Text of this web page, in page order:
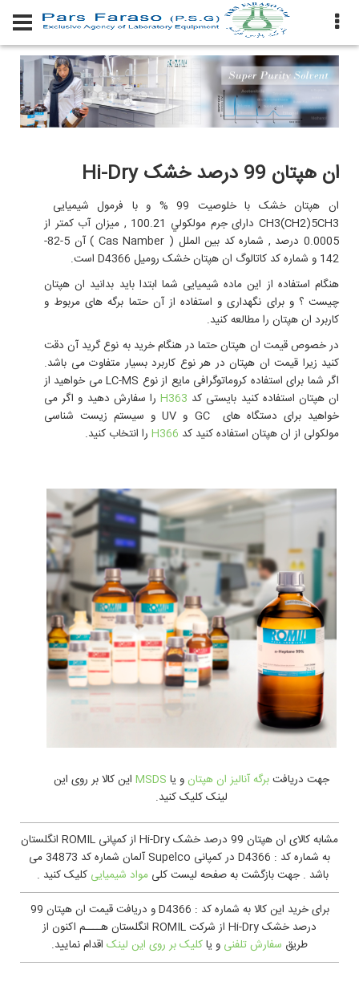
ان هپتان 99 درصد خشک Hi-Dry
ان هپتان خشک با خلوصیت 99 % و با فرمول شیمیایی
CH3(CH2)5CH3 دارای جرم مولکولي 100.21 , میزان آب کمتر از
0.0005 درصد , شماره کد بين الملل ( Cas Namber ) آن 5-82-
142 و شماره کد کاتالوگ ان هپتان خشک رومیل D4366 است.
هنگام استفاده از این ماده شیمیایی شما ابتدا باید بدانید ان هپتان
چیست ؟ و برای نگهداری و استفاده از آن حتما برگه های مربوط و
کاربرد ان هپتان را مطالعه کنید.
در خصوصقیمت ان هپتانحتما در هنگام خرید به نوع گرید آن دقت
کنید زیرا قیمت ان هپتان در هر نوع کاربرد بسیار متفاوت می باشد.
اگر شما برای استفاده کروماتوگرافی مایع از نوع LC-MS می خواهید از
ان هپتان استفاده کنید بایستی کد H363 را سفارش دهید و اگر می
خواهید برای دستگاه های GC و UV و سیستم زیست شناسی
مولکولی از ان هپتان استفاده کنید کد H366 را انتخاب کنید.
جهت دريافتبرگه آنالیز ان هپتانو یا MSDS اين کالا بر روی این
لینک کلیک کنید.
مشابه کالای ان هپتان 99 درصد خشک Hi-Dry از کمپانی ROMIL انگلستان
به شماره کد : D4366 در کمپانی Supelco آلمان شماره کد 34873 می
باشد . جهت بازگشت به صفحه لیست کلی مواد شیمیایی کلیک کنید .
برای خرید این کالا به شماره کد : D4366 و دریافت قیمت ان هپتان 99
درصد خشک Hi-Dry از شرکت ROMIL انگلستان هــــم اکنون از
طریق سفارش تلفنی و یاکليک بر روی اين لينک اقدام نمایید.